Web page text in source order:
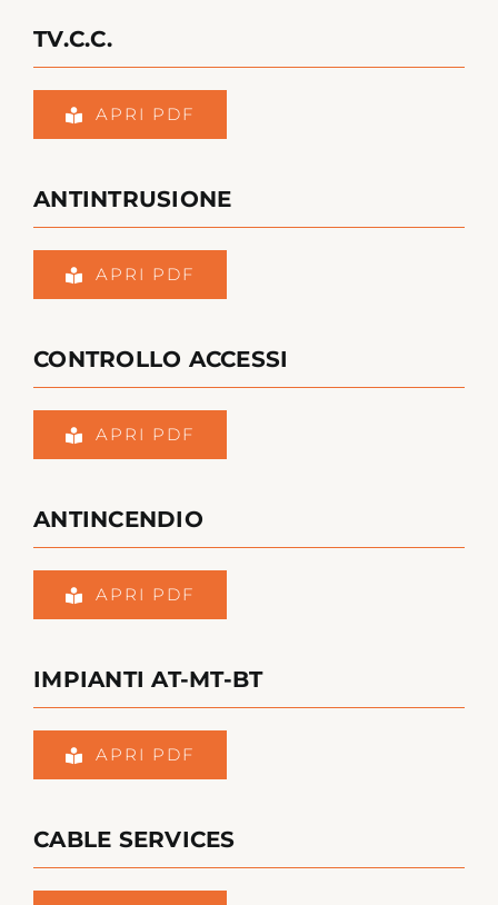
TV.C.C.
APRI PDF
ANTINTRUSIONE
APRI PDF
CONTROLLO ACCESSI
APRI PDF
ANTINCENDIO
APRI PDF
IMPIANTI AT-MT-BT
APRI PDF
CABLE SERVICES